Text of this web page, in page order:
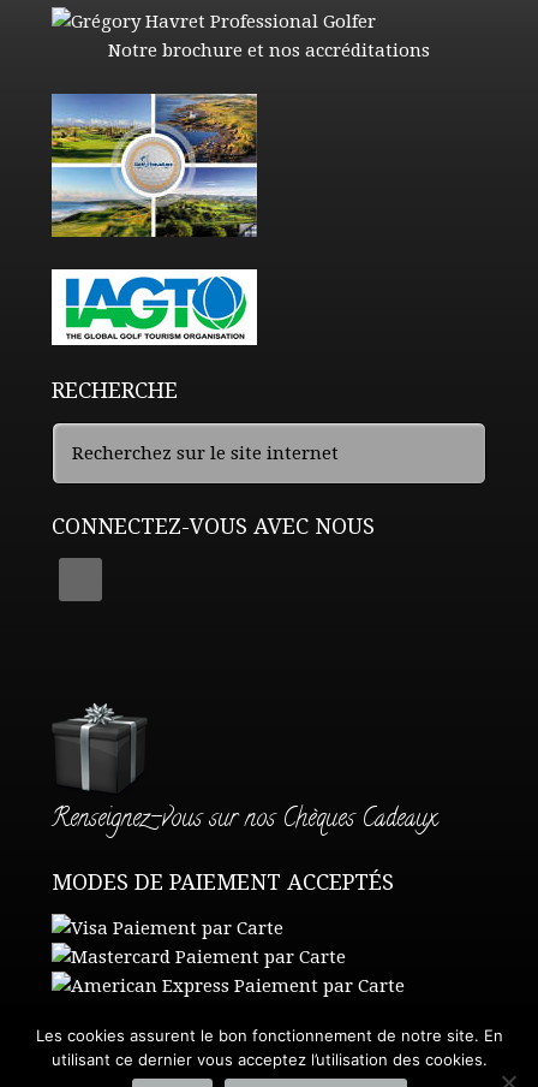
Notre brochure et nos accréditations
RECHERCHE
CONNECTEZ-VOUS AVEC NOUS
Renseignez-vous sur nos Chèques Cadeaux
MODES DE PAIEMENT ACCEPTÉS
Les cookies assurent le bon fonctionnement de notre site. En
utilisant ce dernier vous acceptez l’utilisation des cookies.